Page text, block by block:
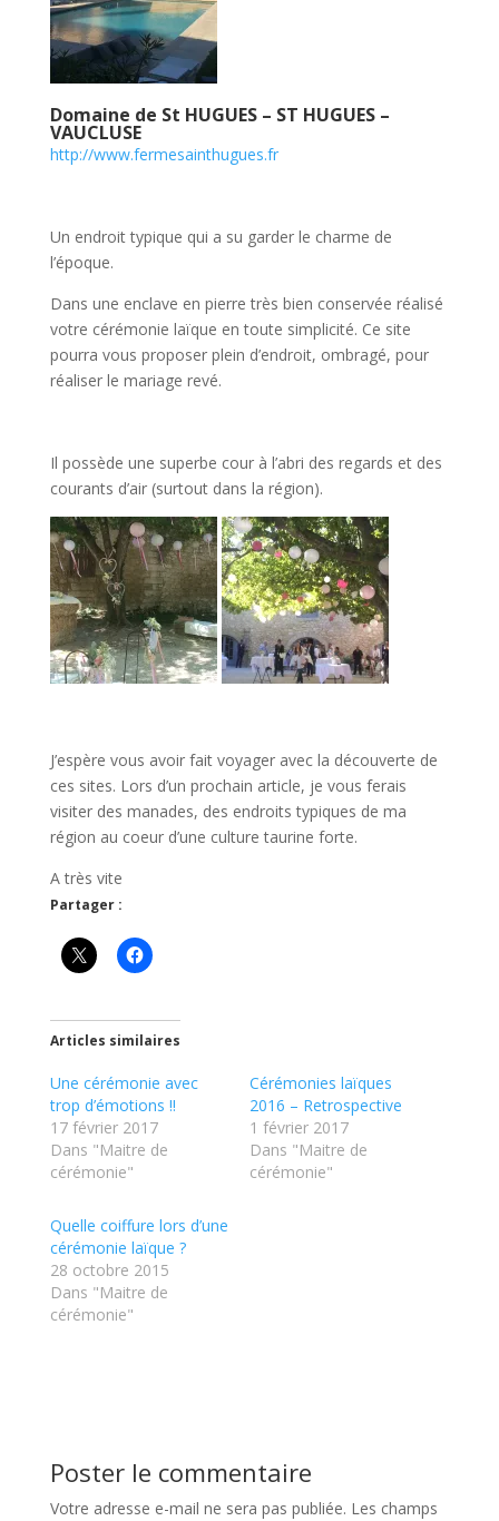
Domaine de St HUGUES – ST HUGUES –
VAUCLUSE
http://www.fermesainthugues.fr
Un endroit typique qui a su garder le charme de
l’époque.
Dans une enclave en pierre très bien conservée réalisé
votre cérémonie laïque en toute simplicité. Ce site
pourra vous proposer plein d’endroit, ombragé, pour
réaliser le mariage revé.
Il possède une superbe cour à l’abri des regards et des
courants d’air (surtout dans la région).
J’espère vous avoir fait voyager avec la découverte de
ces sites. Lors d’un prochain article, je vous ferais
visiter des manades, des endroits typiques de ma
région au coeur d’une culture taurine forte.
A très vite
Partager :
Articles similaires
Une cérémonie avec
trop d’émotions !!
17 février 2017
Dans "Maitre de
cérémonie"
Cérémonies laïques
2016 – Retrospective
1 février 2017
Dans "Maitre de
cérémonie"
Quelle coiffure lors d’une
cérémonie laïque ?
28 octobre 2015
Dans "Maitre de
cérémonie"
Poster le commentaire
Votre adresse e-mail ne sera pas publiée. Les champs